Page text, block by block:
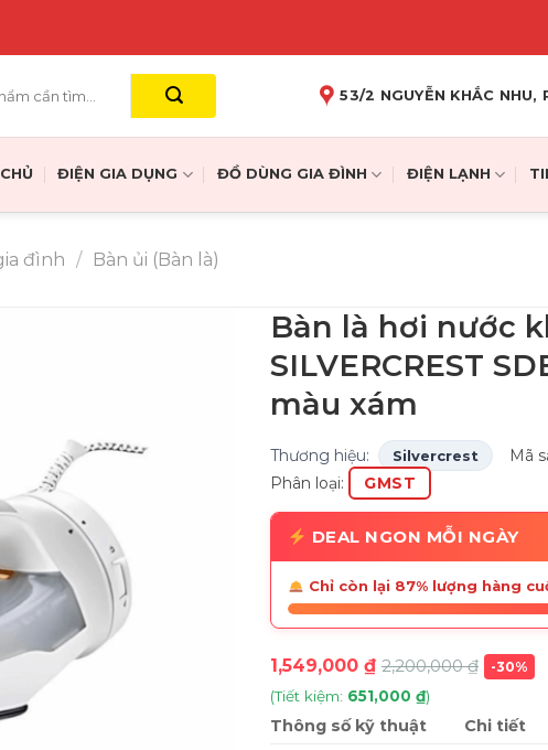
53/2 NGUYỄN KHẮC NHU,
ĐIỆN GIA DỤNG ĐỒ DÙNG GIA ĐÌNH ĐIỆN LẠNH
đình / Bàn ủi (Bàn là)
Bàn là hơi nước
SILVERCREST
màu xám
Thương hiệu: Silvercrest Mã
Phân loại: GMST
DEAL NGON MỖI NGÀY
Chỉ còn lại 87% lượng hàng
1,549,000 ₫ 2,200,000₫ -30%
(Tiết kiệm: 651,000 ₫)
Thông số kỹ thuật
Chi tiết